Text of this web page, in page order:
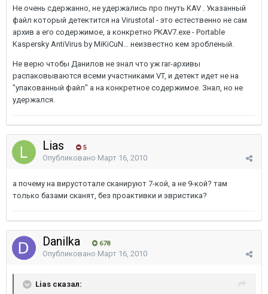
Не очень сдержанно, не удержались про пнуть KAV . Указанный
файл который детектится на Virustotal - это естественно не сам
архив а его содержимое, а конкретно PKAV7.exe - Portable
Kaspersky AntiVirus by MiKiCuN... неизвестно кем зробленый.
Не верю чтобы Данилов не знал что уж rar-архивы
распаковываются всеми участниками VT, и детект идет не на
"упакованный файл" а на конкретное содержимое. Знал, но не
удержался.
Lias 5
Опубликовано Март 16, 2010
а почему на вирустотале сканируют 7-кой, а не 9-кой? там
только базами сканят, без проактивки и эвристика?
Danilka 678
Опубликовано Март 16, 2010
Lias сказал: